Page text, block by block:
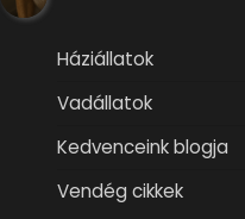
Háziállatok
Vadállatok
Kedvenceink blogja
Vendég cikkek